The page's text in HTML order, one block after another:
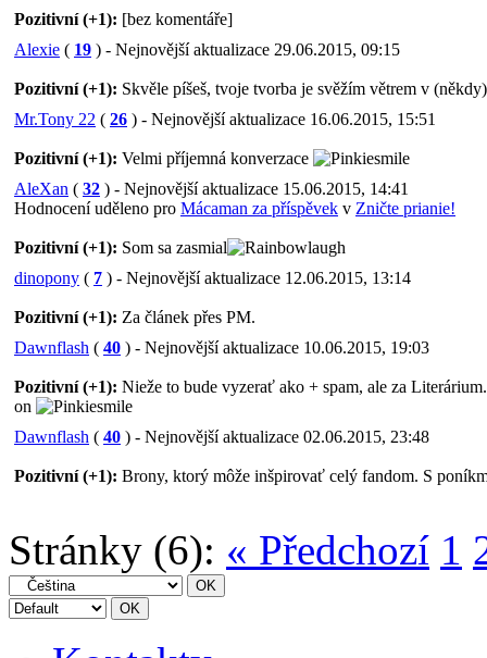
Pozitivní (+1): [bez komentáře]
Alexie ( 19 ) - Nejnovější aktualizace 29.06.2015, 09:15
Pozitivní (+1): Skvěle píšeš, tvoje tvorba je svěžím větrem v
Mr.Tony 22 ( 26 ) - Nejnovější aktualizace 16.06.2015, 15:51
Pozitivní (+1): Velmi příjemná konverzace
AleXan ( 32 ) - Nejnovější aktualizace 15.06.2015, 14:41
Hodnocení uděleno pro Mácaman za příspěvek v Zničte prianie!
Pozitivní (+1): Som sa zasmial
dinopony ( 7 ) - Nejnovější aktualizace 12.06.2015, 13:14
Pozitivní (+1): Za článek přes PM.
Dawnflash ( 40 ) - Nejnovější aktualizace 10.06.2015, 19:03
Pozitivní (+1): Nieže to bude vyzerať ako + spam, ale za
on
Dawnflash ( 40 ) - Nejnovější aktualizace 02.06.2015, 23:48
Pozitivní (+1): Brony, ktorý môže inšpirovať celý fandom. S
Stránky (6): « Předchozí 1